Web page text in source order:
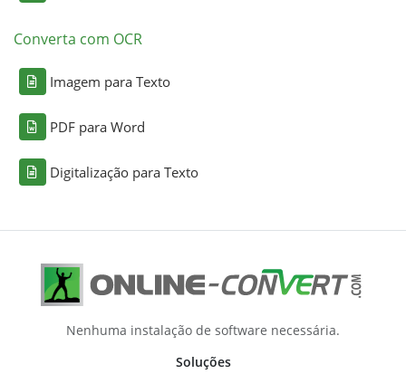
Converta com OCR
Imagem para Texto
PDF para Word
Digitalização para Texto
Nenhuma instalação de software necessária.
Soluções